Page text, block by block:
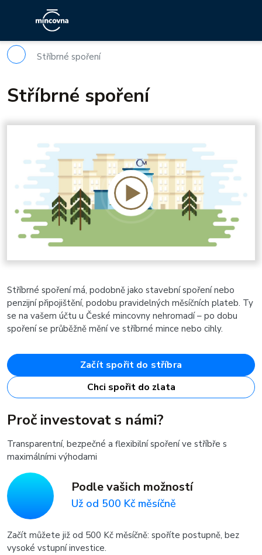
Stříbrné spoření
Stříbrné spoření
Stříbrné spoření má, podobně jako stavební spoření nebo
penzijní připojištění, podobu pravidelných měsíčních plateb. Ty
se na vašem účtu u České mincovny nehromadí – po dobu
spoření se průběžně mění ve stříbrné mince nebo cihly.
Začít spořit do stříbra
Chci spořit do zlata
Proč investovat s námi?
Transparentní, bezpečné a flexibilní spoření ve stříbře s
maximálními výhodami
Podle vašich možností
Už od 500 Kč měsíčně
Začít můžete již od 500 Kč měsíčně: spoříte postupně, bez
vysoké vstupní investice.